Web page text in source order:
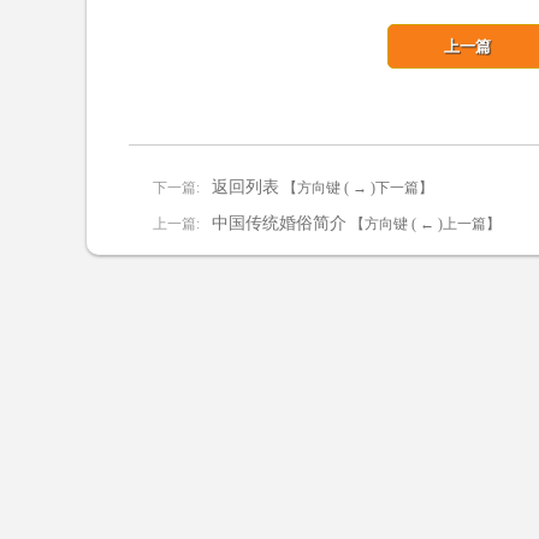
下一篇: 返回列表 【方向键 ( → )下一篇】
上一篇: 中国传统婚俗简介
上一篇
【方向键 ( ← )上一篇】